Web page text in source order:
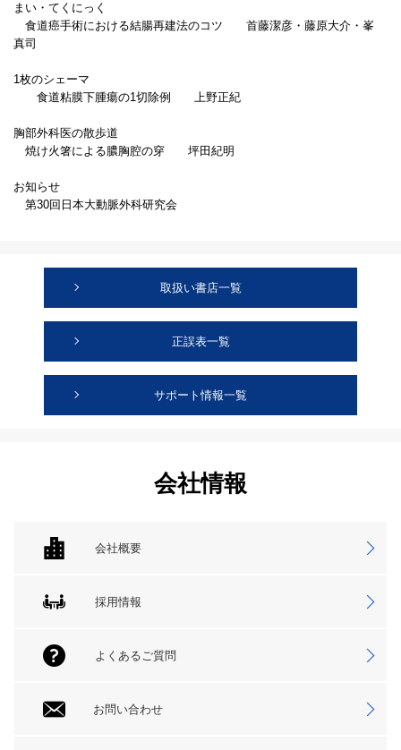
まい・てくにっく
食道癌手術における結腸再建法のコツ 首藤潔彦・藤原大介・峯
真司
1枚のシェーマ
食道粘膜下腫瘍の1切除例 上野正紀
胸部外科医の散歩道
焼け火箸による膿胸腔の穿 坪田紀明
お知らせ
第30回日本大動脈外科研究会
取扱い書店一覧
正誤表一覧
サポート情報一覧
会社情報
会社概要
採用情報
よくあるご質問
お問い合わせ